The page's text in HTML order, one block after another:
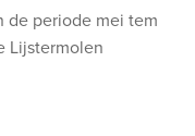
de periode mei tem
Lijstermolen